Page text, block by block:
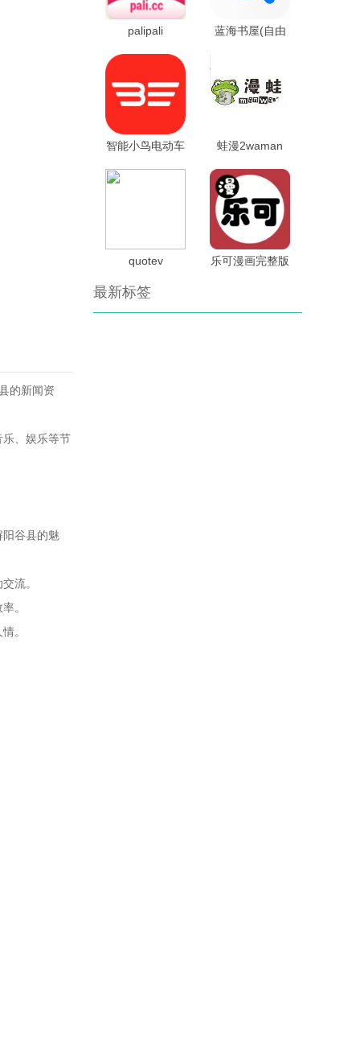
的新闻资
、娱乐等节
阳谷县的魅
流。
。
。
palipali
蓝海书屋(自由
智能小鸟电动车
蛙漫2waman
quotev 乐可漫画完整版
最新标签